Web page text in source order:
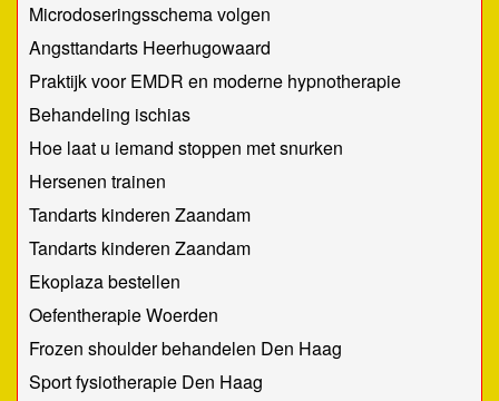
Microdoseringsschema volgen
Angsttandarts Heerhugowaard
Praktijk voor EMDR en moderne hypnotherapie
Behandeling ischias
Hoe laat u iemand stoppen met snurken
Hersenen trainen
Tandarts kinderen Zaandam
Tandarts kinderen Zaandam
Ekoplaza bestellen
Oefentherapie Woerden
Frozen shoulder behandelen Den Haag
Sport fysiotherapie Den Haag